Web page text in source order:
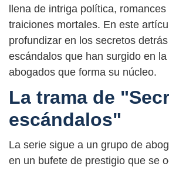
llena de intriga política,
traiciones mortales. En este
profundizar en los secretos
escándalos que han surgido en
abogados que forma su núcleo.
La trama de
escándalos"
La serie sigue a un grupo de
en un bufete de prestigio que se